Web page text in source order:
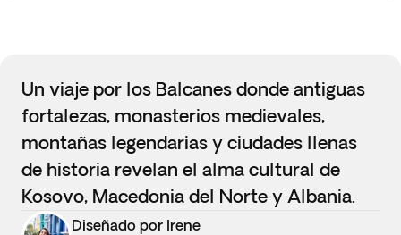
Un viaje por los Balcanes donde antiguas
fortalezas, monasterios medievales,
montañas legendarias y ciudades llenas
de historia revelan el alma cultural de
Kosovo, Macedonia del Norte y Albania.
Diseñado por Irene